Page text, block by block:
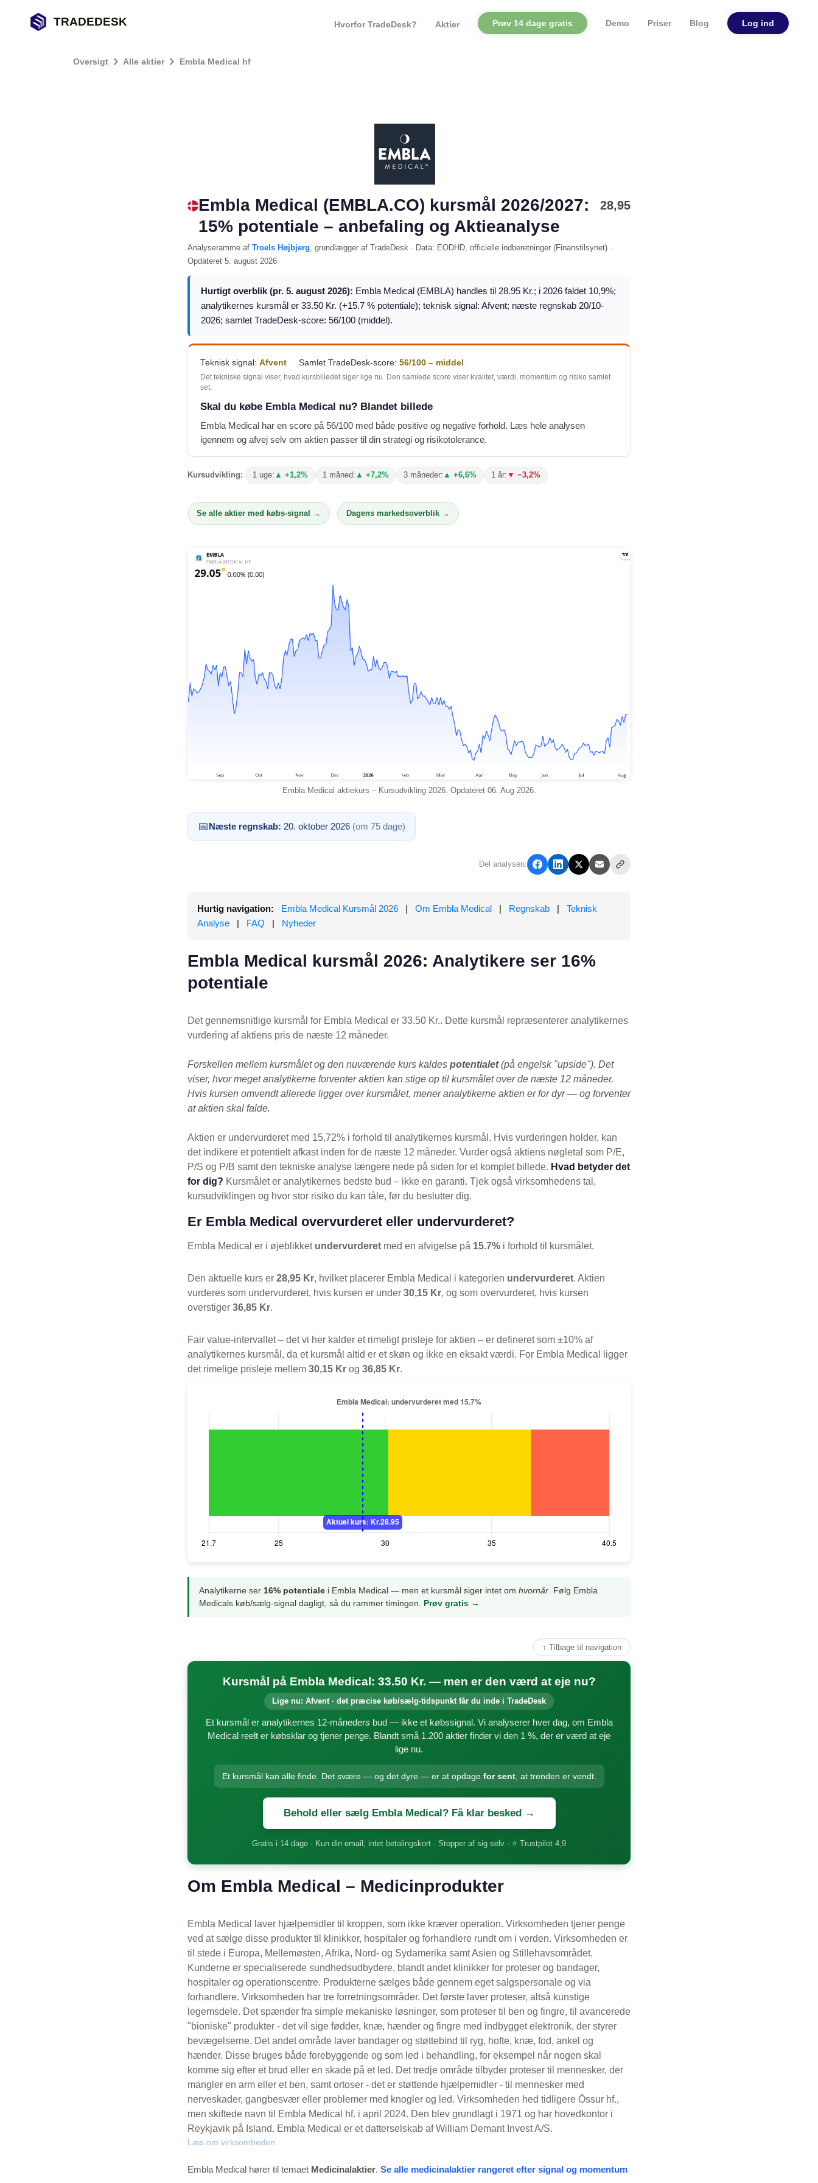
TRADEDESK Log ind
Blog
Priser
Demo
Prøv 14 dage gratis
Aktier
Hvorfor TradeDesk?
Oversigt Alle aktier Embla Medical hf
Embla Medical (EMBLA.CO) kursmål 2026/2027:
15% potentiale – anbefaling og Aktieanalyse
28,95
Analyseramme af Troels Højbjerg, grundlægger af TradeDesk · Data: EODHD, officielle indberetninger (Finanstilsynet) ·
Opdateret 5. august 2026
Hurtigt overblik (pr. 5. august 2026): Embla Medical (EMBLA) handles til 28.95 Kr.; i 2026 faldet 10,9%;
analytikernes kursmål er 33.50 Kr. (+15.7 % potentiale); teknisk signal: Afvent; næste regnskab 20/10-
2026; samlet TradeDesk-score: 56/100 (middel).
Teknisk signal: Afvent Samlet TradeDesk-score: 56/100 – middel
Det tekniske signal viser, hvad kursbilledet siger lige nu. Den samlede score viser kvalitet, værdi, momentum og risiko samlet
set.
Skal du købe Embla Medical nu? Blandet billede
Embla Medical har en score på 56/100 med både positive og negative forhold. Læs hele analysen
igennem og afvej selv om aktien passer til din strategi og risikotolerance.
Kursudvikling: 1 uge: ▲ +1,2% 1 måned: ▲ +7,2% 3 måneder: ▲ +6,6% 1 år: ▼ −3,2%
Se alle aktier med købs-signal → Dagens markedsoverblik →
Embla Medical aktiekurs – Kursudvikling 2026. Opdateret 06. Aug 2026.
📅Næste regnskab: 20. oktober 2026 (om 75 dage)
Del analysen:
Hurtig navigation: Embla Medical Kursmål 2026 | Om Embla Medical | Regnskab |
Teknisk
Analyse
| FAQ | Nyheder
Embla Medical kursmål 2026: Analytikere ser 16%
potentiale
Det gennemsnitlige kursmål for Embla Medical er 33.50 Kr.. Dette kursmål repræsenterer analytikernes
vurdering af aktiens pris de næste 12 måneder.
Forskellen mellem kursmålet og den nuværende kurs kaldes potentialet(på engelsk "upside"). Det
viser, hvor meget analytikerne forventer aktien kan stige op til kursmålet over de næste 12 måneder.
Hvis kursen omvendt allerede ligger over kursmålet, mener analytikerne aktien er for dyr — og forventer
at aktien skal falde.
Aktien er undervurderet med 15,72% i forhold til analytikernes kursmål. Hvis vurderingen holder, kan
det indikere et potentielt afkast inden for de næste 12 måneder. Vurder også aktiens nøgletal som P/E,
P/S og P/B samt den tekniske analyse længere nede på siden for et komplet billede. Hvad betyder det
for dig? Kursmålet er analytikernes bedste bud – ikke en garanti. Tjek også virksomhedens tal,
kursudviklingen og hvor stor risiko du kan tåle, før du beslutter dig.
Er Embla Medical overvurderet eller undervurderet?
Embla Medical er i øjeblikket undervurderet med en afvigelse på 15.7% i forhold til kursmålet.
Den aktuelle kurs er 28,95 Kr, hvilket placerer Embla Medical i kategorien undervurderet. Aktien
vurderes som undervurderet, hvis kursen er under 30,15 Kr, og som overvurderet, hvis kursen
overstiger 36,85 Kr.
Fair value-intervallet – det vi her kalder et rimeligt prisleje for aktien – er defineret som ±10% af
analytikernes kursmål, da et kursmål altid er et skøn og ikke en eksakt værdi. For Embla Medical ligger
det rimelige prisleje mellem 30,15 Kr og 36,85 Kr.
Analytikerne ser 16% potentiale i Embla Medical — men et kursmål siger intet om hvornår . Følg Embla
Medicals køb/sælg-signal dagligt, så du rammer timingen. Prøv gratis →
↑ Tilbage til navigation
Kursmål på Embla Medical: 33.50 Kr. — men er den værd at eje nu?
Lige nu: Afvent · det præcise køb/sælg-tidspunkt får du inde i TradeDesk
Et kursmål er analytikernes 12-måneders bud — ikke et købssignal. Vi analyserer hver dag, om Embla
Medical reelt er købsklar og tjener penge. Blandt små 1.200 aktier finder vi den 1 %, der er værd at eje
lige nu.
Et kursmål kan alle finde. Det svære — og det dyre — er at opdage for sent, at trenden er vendt.
Behold eller sælg Embla Medical? Få klar besked →
Gratis i 14 dage · Kun din email, intet betalingskort · Stopper af sig selv · ⭐ Trustpilot 4,9
Om Embla Medical – Medicinprodukter
Embla Medical laver hjælpemidler til kroppen, som ikke kræver operation. Virksomheden tjener penge
ved at sælge disse produkter til klinikker, hospitaler og forhandlere rundt om i verden. Virksomheden er
til stede i Europa, Mellemøsten, Afrika, Nord- og Sydamerika samt Asien og Stillehavsområdet.
Kunderne er specialiserede sundhedsudbydere, blandt andet klinikker for proteser og bandager,
hospitaler og operationscentre. Produkterne sælges både gennem eget salgspersonale og via
forhandlere. Virksomheden har tre forretningsområder. Det første laver proteser, altså kunstige
legemsdele. Det spænder fra simple mekaniske løsninger, som proteser til ben og fingre, til avancerede
"bioniske" produkter - det vil sige fødder, knæ, hænder og fingre med indbygget elektronik, der styrer
bevægelserne. Det andet område laver bandager og støttebind til ryg, hofte, knæ, fod, ankel og
hænder. Disse bruges både forebyggende og som led i behandling, for eksempel når nogen skal
komme sig efter et brud eller en skade på et led. Det tredje område tilbyder proteser til mennesker, der
mangler en arm eller et ben, samt ortoser - det er støttende hjælpemidler - til mennesker med
nerveskader, gangbesvær eller problemer med knogler og led. Virksomheden hed tidligere Össur hf.,
men skiftede navn til Embla Medical hf. i april 2024. Den blev grundlagt i 1971 og har hovedkontor i
Reykjavik på Island. Embla Medical er et datterselskab af William Demant Invest A/S.
Læs om virksomheden
Embla Medical hører til temaet Medicinalaktier. Se alle medicinalaktier rangeret efter signal og momentum